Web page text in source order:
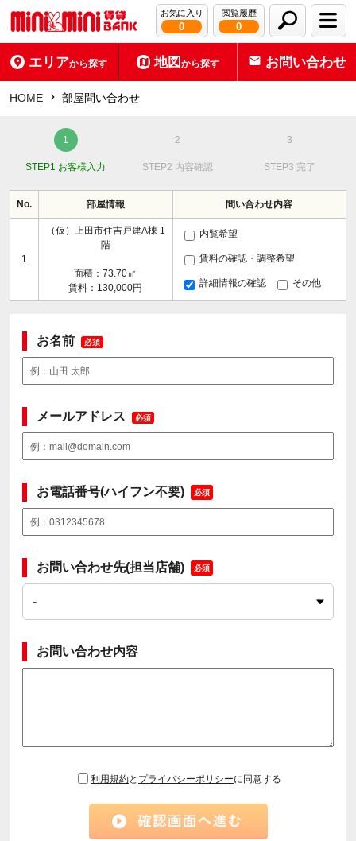
お気に入り
0
閲覧履歴
0
エリアから探す 地図から探す お問い合わせ
HOME 部屋問い合わせ
STEP1 お客様入力 STEP2 内容確認 STEP3 完了
No. 部屋情報 問い合わせ内容
1
（仮）上田市住吉戸建A棟 1
階
面積：73.70㎡
賃料：130,000円
内覧希望
賃料の確認・調整希望
詳細情報の確認 その他
お名前 必須
メールアドレス 必須
お電話番号(ハイフン不要) 必須
お問い合わせ先(担当店舗) 必須
お問い合わせ内容
利用規約と プライバシーポリシーに同意する